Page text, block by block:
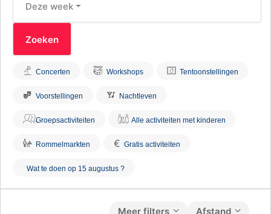
Deze week
Concerten Workshops Tentoonstellingen
Voorstellingen Nachtleven
Groepsactiviteiten Alle activiteiten met kinderen
Rommelmarkten € Gratis activiteiten
Wat te doen op 15 augustus ?
Afstand
Meer filters